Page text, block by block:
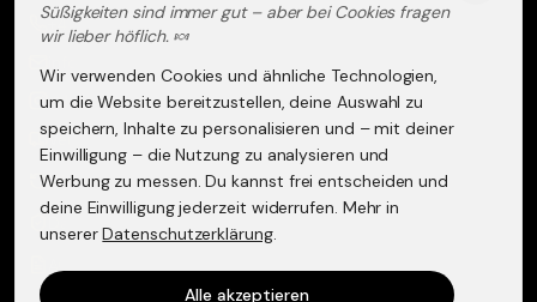
+49 (0) 6249 - 293158
@lakritzspezialitaeten
Versand & Lieferung
Widerruf & Rückgabe
Datenschutzerklärung
Süßigkeiten sind immer gut – aber bei Cookies fragen
wir lieber höflich. 🍬
Wir verwenden Cookies und ähnliche Technologien,
um die Website bereitzustellen, deine Auswahl zu
speichern, Inhalte zu personalisieren und – mit deiner
Einwilligung – die Nutzung zu analysieren und
Werbung zu messen. Du kannst frei entscheiden und
deine Einwilligung jederzeit widerrufen. Mehr in
unserer Datenschutzerklärung.
Alle akzeptieren